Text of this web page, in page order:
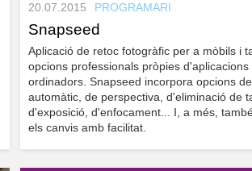
20.07.2015 PROGRAMARI
Snapseed
Aplicació de retoc fotogràfic per a mòbils i
opcions professionals pròpies d'aplicacions
ordinadors. Snapseed incorpora opcions
automàtic, de perspectiva, d'eliminació de
d'exposició, d'enfocament... I, a més,
els canvis amb facilitat.